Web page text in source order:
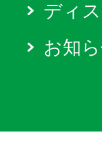
ディ
お知